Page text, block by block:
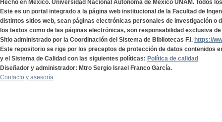
Hecho en México. Universidad Nacional Autónoma de México UNAM. Todos
Este es un portal integrado a la página web institucional de la Facultad de
distintos sitios web, sean páginas electrónicas personales de investigación o
los textos como de las páginas electrónicas, son responsabilidad exclusiva
Sitio administrado por la Coordinación del Sistema de Bibliotecas F.I. https://
Este repositorio se rige por los preceptos de protección de datos contenidos
y el Sistema de Calidad con las siguientes políticas: Política de calidad
Diseñador y administrador: Mtro Sergio Israel Franco García.
Contacto y asesoría